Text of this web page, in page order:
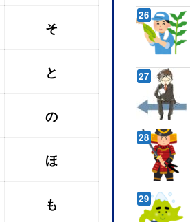
そ
と
の
ほ
も